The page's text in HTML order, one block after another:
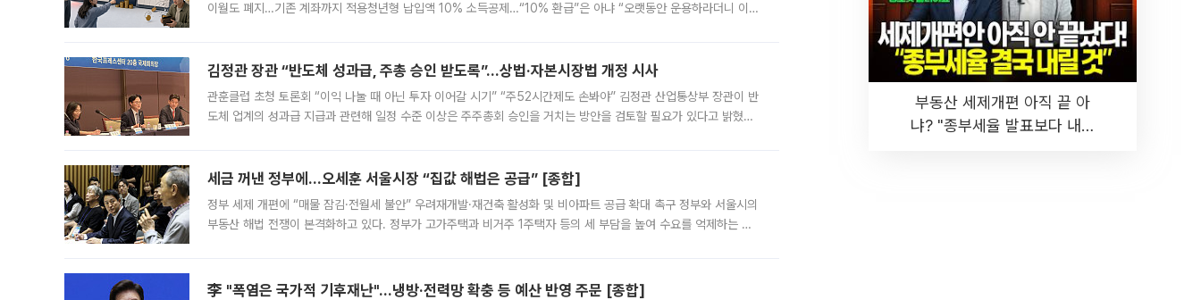
이월도 폐지…기존 계좌까지 적용청년형 납입액 10% 소득공제…“10% 환급”은 아냐 “오랫동안 운용하라더니 이제
김정관 장관 “반도체 성과급, 주총 승인 받도록”…상법·자본시장법 개정 시사
관훈클럽 초청 토론회 “이익 나눌 때 아닌 투자 이어갈 시기” “주52시간제도 손봐야” 김정관 산업통상부 장관이 반
도체 업계의 성과급 지급과 관련해 일정 수준 이상은 주주총회 승인을 거치는 방안을 검토할 필요가 있다고 밝혔다.
세금 꺼낸 정부에…오세훈 서울시장 “집값 해법은 공급” [종합]
정부 세제 개편에 “매물 잠김·전월세 불안” 우려재개발·재건축 활성화 및 비아파트 공급 확대 촉구 정부와 서울시의
부동산 해법 전쟁이 본격화하고 있다. 정부가 고가주택과 비거주 1주택자 등의 세 부담을 높여 수요를 억제하는 카
李 "폭염은 국가적 기후재난"…냉방·전력망 확충 등 예산 반영 주문 [종합]
부동산 세제개편 아직 끝 아
냐? "종부세율 발표보다 내릴